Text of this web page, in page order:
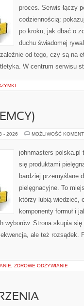
proces. Serwis łączy
codziennością:
po kroku, jak dbać o
duchu świadomej
od tego, czy są na
W centrum serwisu
- 2026 MOŻLIWOŚĆ
johnmasters-polska.pl
się produktami
bardziej przemyślane
pielęgnacyjne. To
którzy lubią wiedzieć,
komponenty formuł i
wyborów. Strona skupia
ale też rozsądek.
ZDROWE ODŻYWIANIE